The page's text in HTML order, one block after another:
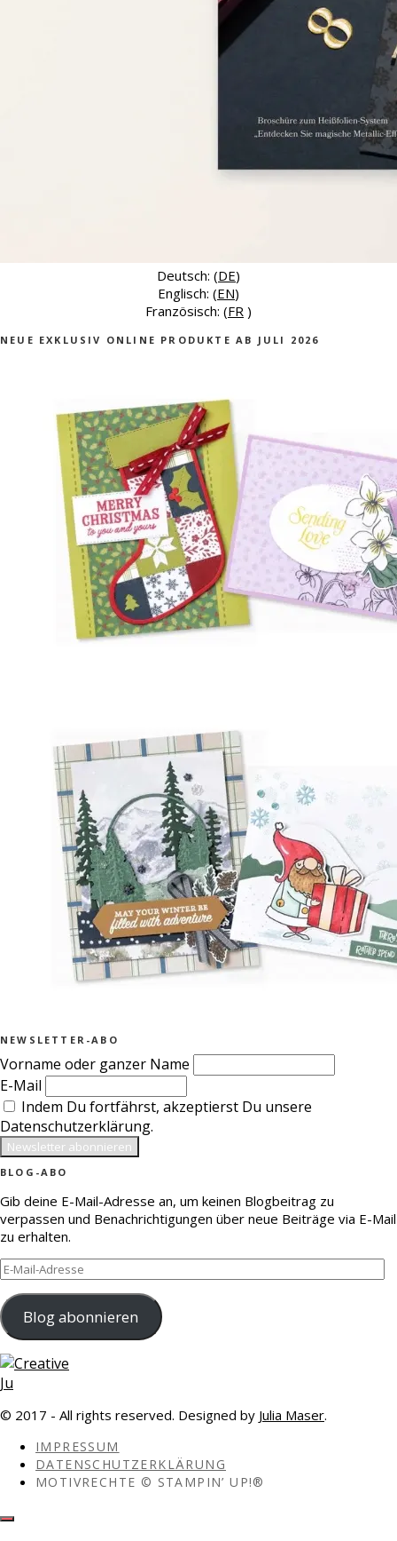
Deutsch: (DE)
Englisch: (EN)
Französisch: (FR )
NEUE EXKLUSIV ONLINE PRODUKTE AB JULI 2026
NEWSLETTER-ABO
Vorname oder ganzer Name
E-Mail
Indem Du fortfährst, akzeptierst Du unsere
Datenschutzerklärung.
BLOG-ABO
Gib deine E-Mail-Adresse an, um keinen Blogbeitrag zu
verpassen und Benachrichtigungen über neue Beiträge via E-Mail
zu erhalten.
E-
Mail-
Adresse
Blog abonnieren
© 2017 - All rights reserved. Designed by Julia Maser.
IMPRESSUM
DATENSCHUTZERKLÄRUNG
MOTIVRECHTE © STAMPIN’ UP!®